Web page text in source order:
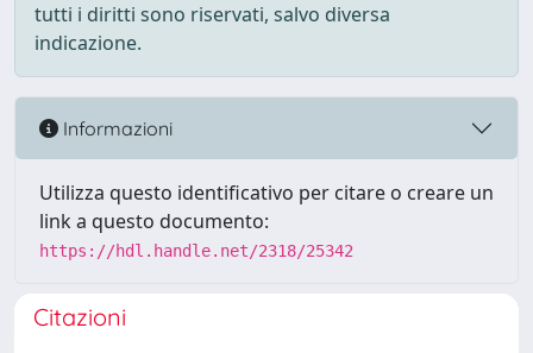
tutti i diritti sono riservati, salvo diversa
indicazione.
Informazioni
Utilizza questo identificativo per citare o creare un
link a questo documento:
https://hdl.handle.net/2318/25342
Citazioni